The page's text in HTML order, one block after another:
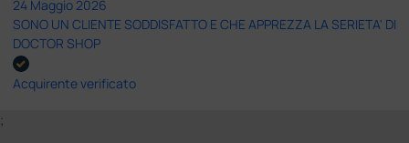
24 Maggio 2026
SONO UN CLIENTE SODDISFATTO E CHE APPREZZA LA SERIETA' DI
DOCTOR SHOP
Acquirente verificato
;